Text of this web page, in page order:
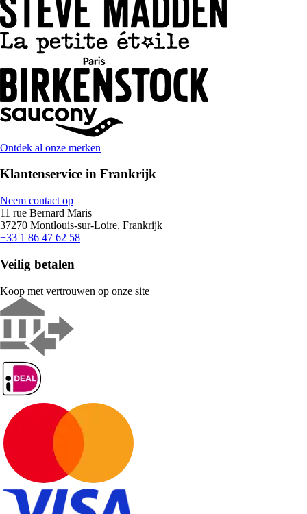
Ontdek al onze merken
Klantenservice in Frankrijk
Neem contact op
11 rue Bernard Maris
37270 Montlouis-sur-Loire, Frankrijk
+33 1 86 47 62 58
Veilig betalen
Koop met vertrouwen op onze site